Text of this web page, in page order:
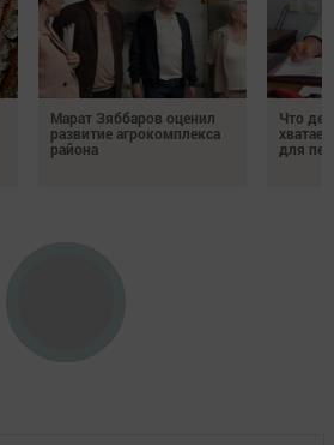
Марат Зяббаров оценил
развитие агрокомплекса
района
Что
для